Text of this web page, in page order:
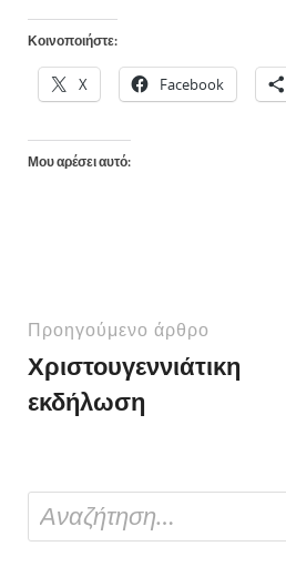
Κοινοποιήστε:
X Facebook
Μου αρέσει αυτό:
Προηγούμενο άρθρο
Χριστουγεννιάτικη
εκδήλωση